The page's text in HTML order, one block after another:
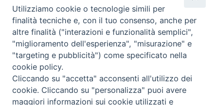
ORARI MESSE
LITURGIA DELLE ORE
GALLERIE FOTOGRAFICHE
Utilizziamo cookie o tecnologie simili per
finalità tecniche e, con il tuo consenso, anche per
altre finalità ("interazioni e funzionalità semplici",
"miglioramento dell'esperienza", "misurazione" e
"targeting e pubblicità") come specificato nella
cookie policy.
Cliccando su "accetta" acconsenti all'utilizzo dei
cookie. Cliccando su "personalizza" puoi avere
maggiori informazioni sui cookie utilizzati e